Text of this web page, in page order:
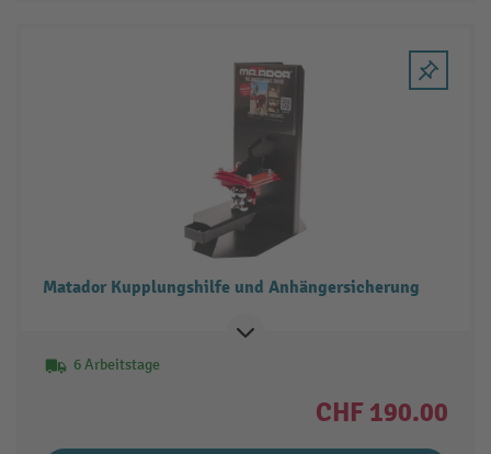
Matador Kupplungshilfe und Anhängersicherung
6 Arbeitstage
CHF 190.00